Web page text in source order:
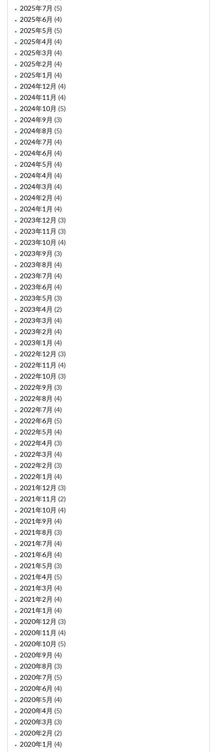
2025年7月 (5)
2025年6月 (4)
2025年5月 (5)
2025年4月 (4)
2025年3月 (4)
2025年2月 (4)
2025年1月 (4)
2024年12月 (4)
2024年11月 (4)
2024年10月 (5)
2024年9月 (3)
2024年8月 (5)
2024年7月 (4)
2024年6月 (4)
2024年5月 (4)
2024年4月 (4)
2024年3月 (4)
2024年2月 (4)
2024年1月 (4)
2023年12月 (3)
2023年11月 (3)
2023年10月 (4)
2023年9月 (3)
2023年8月 (4)
2023年7月 (4)
2023年6月 (4)
2023年5月 (3)
2023年4月 (2)
2023年3月 (4)
2023年2月 (4)
2023年1月 (4)
2022年12月 (3)
2022年11月 (4)
2022年10月 (3)
2022年9月 (3)
2022年8月 (4)
2022年7月 (4)
2022年6月 (5)
2022年5月 (4)
2022年4月 (3)
2022年3月 (4)
2022年2月 (3)
2022年1月 (4)
2021年12月 (3)
2021年11月 (2)
2021年10月 (4)
2021年9月 (4)
2021年8月 (3)
2021年7月 (4)
2021年6月 (4)
2021年5月 (3)
2021年4月 (5)
2021年3月 (4)
2021年2月 (4)
2021年1月 (4)
2020年12月 (3)
2020年11月 (4)
2020年10月 (5)
2020年9月 (4)
2020年8月 (3)
2020年7月 (5)
2020年6月 (4)
2020年5月 (4)
2020年4月 (5)
2020年3月 (3)
2020年2月 (2)
2020年1月 (4)